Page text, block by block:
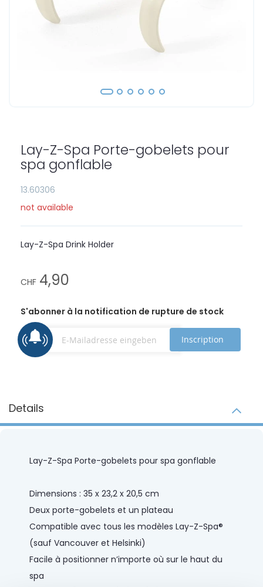
Lay-Z-Spa Porte-gobelets pour
spa gonflable
13.60306
not available
Lay-Z-Spa Drink Holder
CHF 4,90
S'abonner à la notification de rupture de stock
Inscription
beginning
the
gallery
Details
Lay-Z-Spa Porte-gobelets pour spa gonflable
Dimensions : 35 x 23,2 x 20,5 cm
Deux porte-gobelets et un plateau
Compatible avec tous les modèles Lay-Z-Spa®
(sauf Vancouver et Helsinki)
Facile à positionner n’importe où sur le haut du
spa